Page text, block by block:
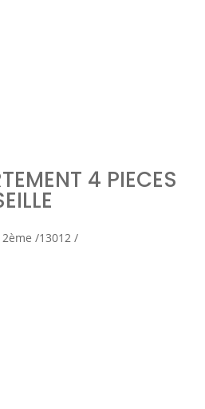
Trouver un consultant
4 PIECES
/13012 /